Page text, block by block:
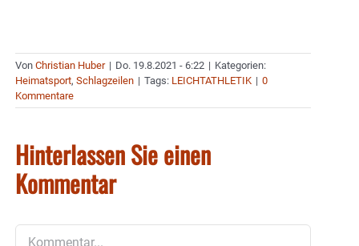
Von Christian Huber | Do. 19.8.2021 - 6:22 | Kategorien:
Heimatsport, Schlagzeilen | Tags: LEICHTATHLETIK | 0
Kommentare
Hinterlassen Sie einen
Kommentar